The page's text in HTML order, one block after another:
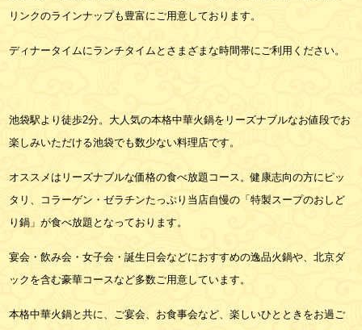
リンクのラインナップも豊富にご用意しております。
ディナータイムにランチタイムとさまざまな時間帯にご利用ください。
池袋駅より徒歩2分。大人気の本格中華火鍋をリーズナブルなお値段でお
楽しみいただける池袋でも数少ない料理店です。
オススメはリーズナブルな価格の食べ放題コース。健康志向の方にピッ
タリ、コラーゲン・ゼラチンたっぷり当店自慢の「特製スープのおしど
り鍋」が食べ放題となっております。
宴会・飲み会・女子会・誕生日会などにおすすめの逸品火鍋や、北京ダ
ックを含む豪華コースなど多数ご用意しています。
本格中華火鍋と共に、ご宴会、お食事会など、楽しいひとときをお過ご